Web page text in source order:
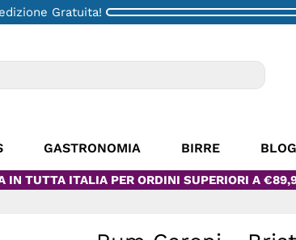
Gratuita!
GASTRONOMIA BIRRE BLOG
IN TUTTA ITALIA PER ORDINI SUPERIORI A